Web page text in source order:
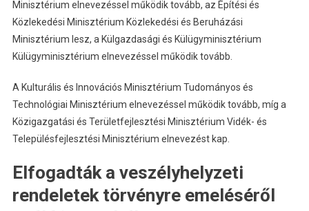
Minisztérium elnevezéssel működik tovább, az Építési és
Közlekedési Minisztérium Közlekedési és Beruházási
Minisztérium lesz, a Külgazdasági és Külügyminisztérium
Külügyminisztérium elnevezéssel működik tovább.
A Kulturális és Innovációs Minisztérium Tudományos és
Technológiai Minisztérium elnevezéssel működik tovább, míg a
Közigazgatási és Területfejlesztési Minisztérium Vidék- és
Településfejlesztési Minisztérium elnevezést kap.
Elfogadták a veszélyhelyzeti
rendeletek törvényre emeléséről